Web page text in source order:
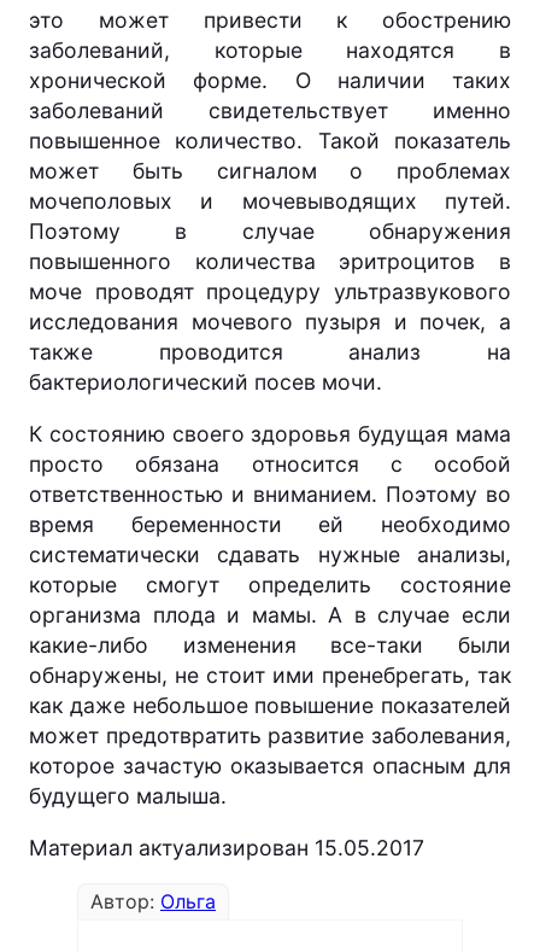
это может привести к обострению
заболеваний, которые находятся в
хронической форме. О наличии таких
заболеваний свидетельствует именно
повышенное количество. Такой показатель
может быть сигналом о проблемах
мочеполовых и мочевыводящих путей.
Поэтому в случае обнаружения
повышенного количества эритроцитов в
моче проводят процедуру ультразвукового
исследования мочевого пузыря и почек, а
также проводится анализ на
бактериологический посев мочи.
К состоянию своего здоровья будущая мама
просто обязана относится с особой
ответственностью и вниманием. Поэтому во
время беременности ей необходимо
систематически сдавать нужные анализы,
которые смогут определить состояние
организма плода и мамы. А в случае если
какие-либо изменения все-таки были
обнаружены, не стоит ими пренебрегать, так
как даже небольшое повышение показателей
может предотвратить развитие заболевания,
которое зачастую оказывается опасным для
будущего малыша.
Материал актуализирован 15.05.2017
Автор: Ольга